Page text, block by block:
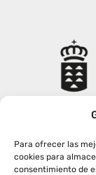
Para ofrecer las
cookies para
consentimiento de